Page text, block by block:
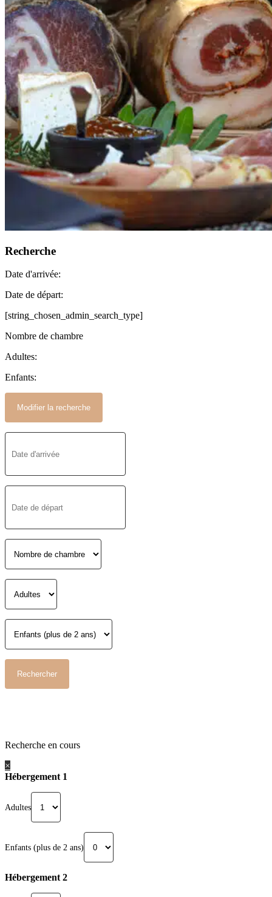
Recherche
Date d'arrivée:
Date de départ:
[string_chosen_admin_search_type]
Nombre de chambre
Adultes:
Enfants:
Recherche en cours
×
Hébergement 1
Adultes
Enfants (plus de 2 ans)
Hébergement 2